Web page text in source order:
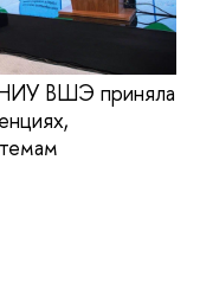
ВШЭ приняла